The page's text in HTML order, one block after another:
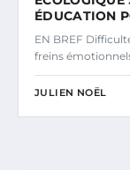
ÉDUCATION
EN BREF
freins
JULIEN NOËL